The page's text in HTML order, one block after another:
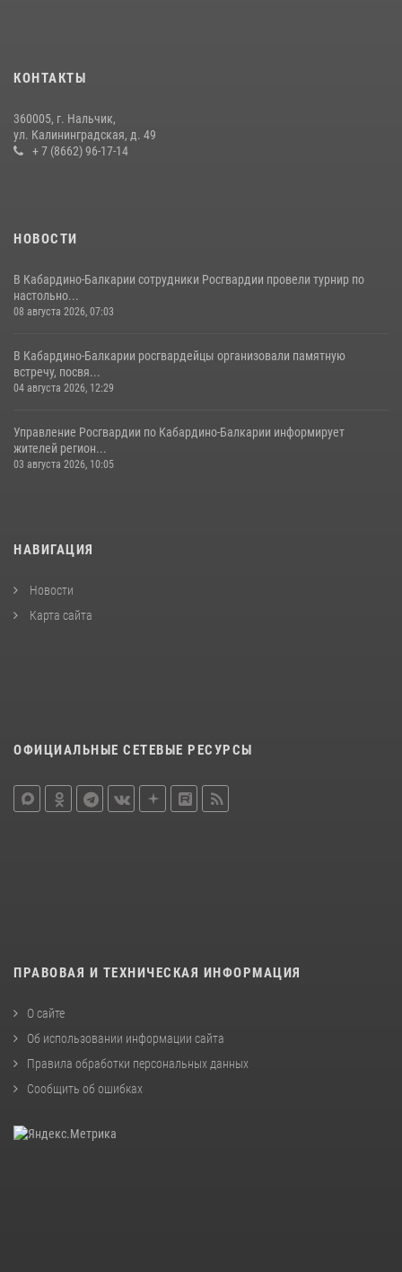
В Кабардино-Балкарии при силовой поддержке Росгвардии изъяты
оружие и наркотические средства
КОНТАКТЫ
360005, г. Нальчик,
ул. Калининградская, д. 49
+ 7 (8662) 96-17-14
НОВОСТИ
В Кабардино-Балкарии сотрудники Росгвардии провели турнир по
настольно...
08 августа 2026, 07:03
В Кабардино-Балкарии росгвардейцы организовали памятную
встречу, посвя...
04 августа 2026, 12:29
Управление Росгвардии по Кабардино-Балкарии информирует
жителей регион...
03 августа 2026, 10:05
НАВИГАЦИЯ
Новости
Карта сайта
ОФИЦИАЛЬНЫЕ СЕТЕВЫЕ РЕСУРСЫ
ПРАВОВАЯ И ТЕХНИЧЕСКАЯ ИНФОРМАЦИЯ
О сайте
Об использовании информации сайта
Правила обработки персональных данных
Сообщить об ошибках